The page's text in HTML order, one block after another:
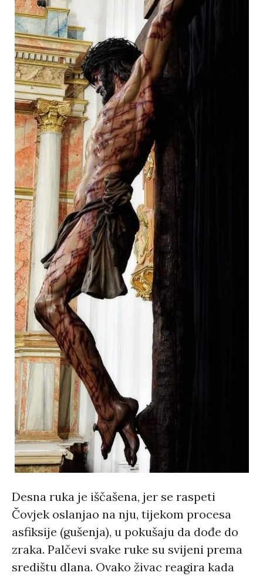
Desna ruka je iščašena, jer se raspeti
Čovjek oslanjao na nju, tijekom procesa
asfiksije (gušenja), u pokušaju da dođe do
zraka. Palčevi svake ruke su svijeni prema
središtu dlana. Ovako živac reagira kada